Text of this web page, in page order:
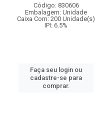
Código: 830606
Embalagem: Unidade
Caixa Com: 200 Unidade(s)
IPI: 6.5%
Faça seu login ou
cadastre-se para
comprar.